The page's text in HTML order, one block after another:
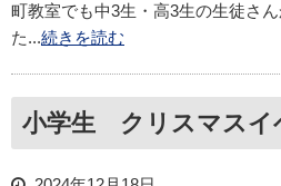
町教室でも中3生・高3生の生徒さ
た...続きを読む
小学生 クリスマスイ